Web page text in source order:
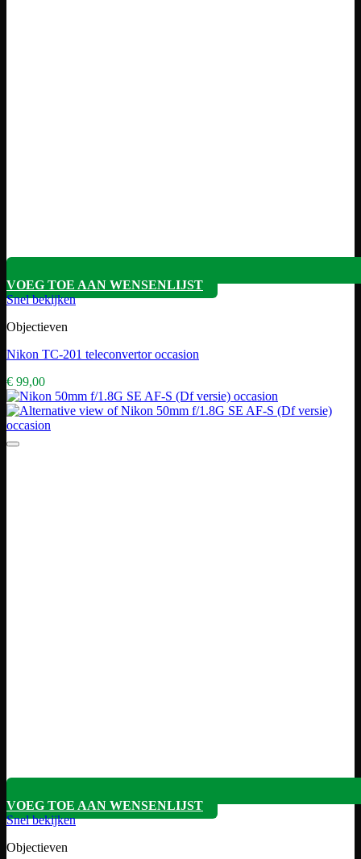
VOEG TOE AAN WENSENLIJST
Snel bekijken
Objectieven
Nikon TC-201 teleconvertor occasion
€ 99,00
VOEG TOE AAN WENSENLIJST
Snel bekijken
Objectieven